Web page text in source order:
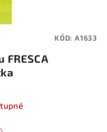
FRESCA
KÓD: A1633